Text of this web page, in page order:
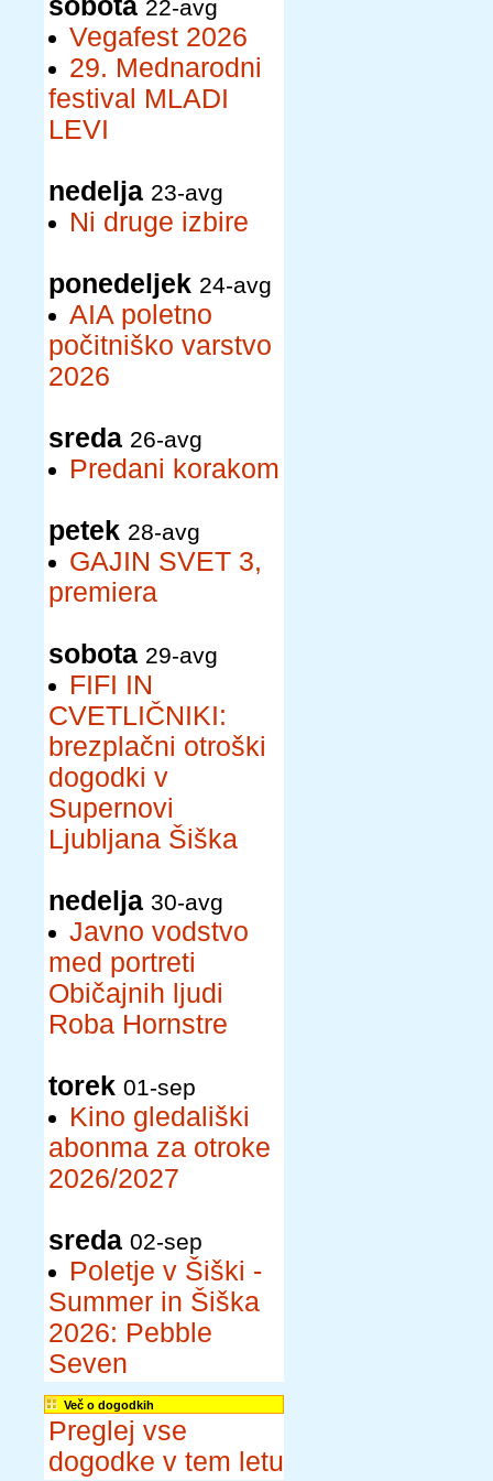
sobota 22-avg
Vegafest 2026
29. Mednarodni
festival MLADI
LEVI
nedelja 23-avg
Ni druge izbire
ponedeljek 24-avg
AIA poletno
počitniško varstvo
2026
sreda 26-avg
Predani korakom
petek 28-avg
GAJIN SVET 3,
premiera
sobota 29-avg
FIFI IN
CVETLIČNIKI:
brezplačni otroški
dogodki v
Supernovi
Ljubljana Šiška
nedelja 30-avg
Javno vodstvo
med portreti
Običajnih ljudi
Roba Hornstre
torek 01-sep
Kino gledališki
abonma za otroke
2026/2027
sreda 02-sep
Poletje v Šiški -
Summer in Šiška
2026: Pebble
Seven
Več o dogodkih
Preglej vse
dogodke v tem letu